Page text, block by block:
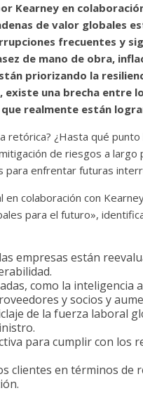
m
p
ar
ti
r
Kearney en
de valor globales
frecuentes y
de mano de obra,
priorizando la
una brecha entre
que realmente están
retórica? ¿Hasta qué
de riesgos a largo
para enfrentar futuras
colaboración con
para el futuro»,
empresas están
como la inteligencia
y socios y
de la fuerza laboral
para cumplir con los
clientes en términos